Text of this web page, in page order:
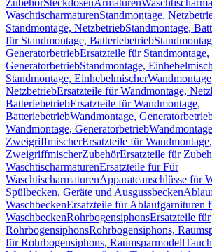
ZubehörSteckdosenArmaturen
WaschtischarmaturenStandmontage,
Standmontage, NetzbetriebStandmontage,
für Standmontage, Batteriebetrieb
GeneratorbetriebErsatzteile für Standmontage,
GeneratorbetriebStandmontage,
Standmontage, Einhebelmischer
NetzbetriebErsatzteile für Wandmontage,
BatteriebetriebErsatzteile für Wandmontage,
BatteriebetriebWandmontage,
Wandmontage, Generatorbetrieb
ZweigriffmischerErsatzteile für Wandmontage,
ZweigriffmischerZubehörErsatzteile für
WaschtischarmaturenErsatzteile für Für
WaschtischarmaturenApparateanschlüsse für
Spülbecken, Geräte und Ausgussbecken
WaschbeckenErsatzteile für Ablaufgarnituren
WaschbeckenRohrbogensiphonsErsatzteile für
RohrbogensiphonsRohrbogensiphons,
für Rohrbogensiphons, Raumsparmodell